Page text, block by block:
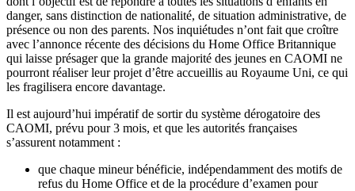
danger, sans distinction de nationalité, de situation administrative, de
présence ou non des parents. Nos inquiétudes n’ont fait que croître
avec l’annonce récente des décisions du Home Office Britannique
qui laisse présager que la grande majorité des jeunes en CAOMI ne
pourront réaliser leur projet d’être accueillis au Royaume Uni, ce qui
les fragilisera encore davantage.
Il est aujourd’hui impératif de sortir du système dérogatoire des
CAOMI, prévu pour 3 mois, et que les autorités françaises
s’assurent notamment :
que chaque mineur bénéficie, indépendamment des motifs de
refus du Home Office et de la procédure d’examen pour